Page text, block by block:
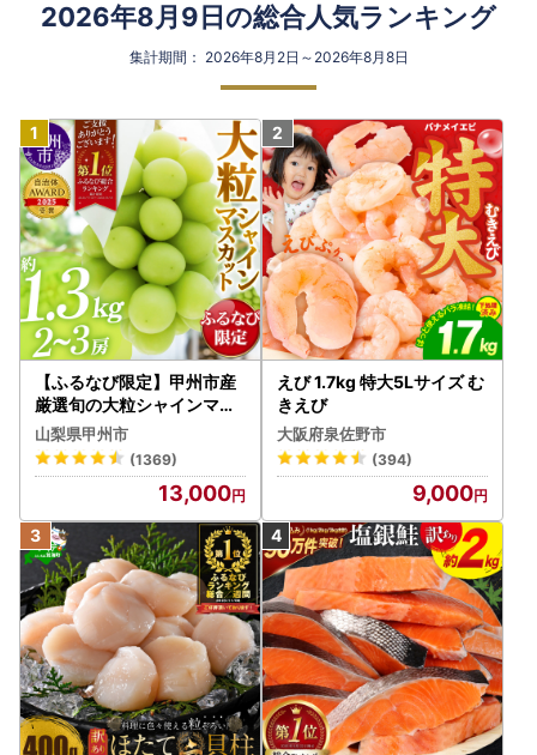
2026年8月9日の総合人気ランキング
集計期間： 2026年8月2日～2026年8月8日
【ふるなび限定】甲州市産
厳選旬の大粒シャインマス
カット 約1.3kg 2～3房【2
026年発送】（MG）B12-
472 FN-Limited-VO シャ
インマスカット フルーツ
山梨県甲州市
(1369)
13,000
えび 1.7kg 特大5Lサイズ む
きえび
大阪府泉佐野市
(394)
9,000